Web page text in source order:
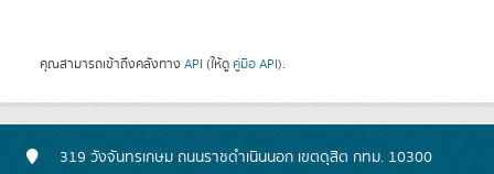
คุณสามารถเข้าถึงคลังทาง API (ให้ดู คู่มือ API).
319 วังจันทรเกษม ถนนราชดำเนินนอก เขตดุสิต กทม. 10300